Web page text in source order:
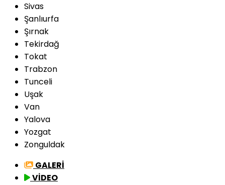
Sivas
Şanlıurfa
Şırnak
Tekirdağ
Tokat
Trabzon
Tunceli
Uşak
Van
Yalova
Yozgat
Zonguldak
GALERİ
VİDEO